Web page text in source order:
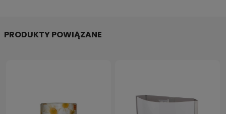
PRODUKTY POWIĄZANE